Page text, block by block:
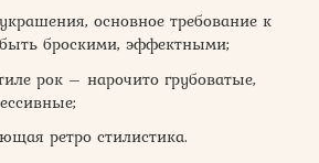
основное требование к
броскими, эффектными;
рок – нарочито грубоватые,
ретро стилистика.